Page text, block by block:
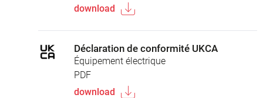
download
Déclaration de conformité UKCA
Équipement électrique
PDF
download